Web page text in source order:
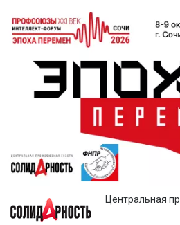
Центральная